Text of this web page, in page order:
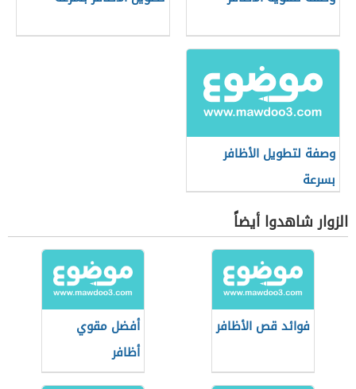
وصفة لتطويل الأظافر
بسرعة
الزوار شاهدوا أيضاً
فوائد قص الأظافر
أفضل مقوي
أظافر